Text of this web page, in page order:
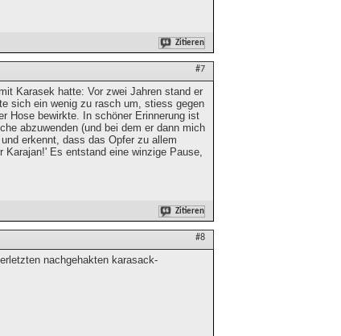
Zitieren
#7
Karasek hatte: Vor zwei Jahren stand er
sich ein wenig zu rasch um, stiess gegen
Hose bewirkte. In schöner Erinnerung ist
abzuwenden (und bei dem er dann mich
erkennt, dass das Opfer zu allem
Es entstand eine winzige Pause,
Zitieren
#8
nachgehakten karasack-